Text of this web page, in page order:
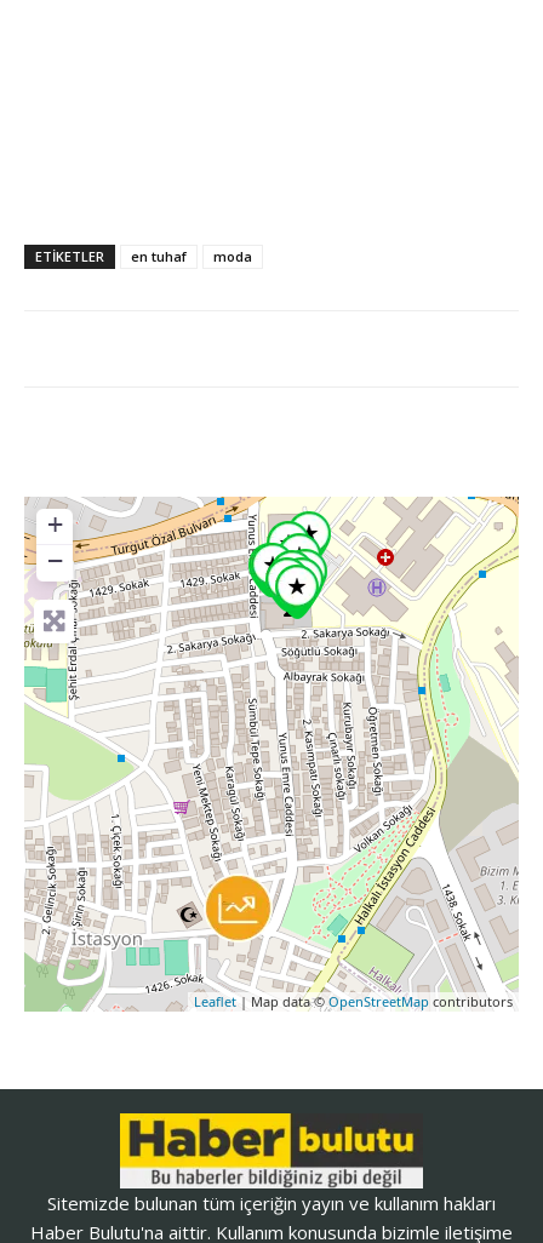
ETİKETLER en tuhaf moda
+
−
Leaflet | Map data ©OpenStreetMap contributors
Sitemizde bulunan tüm içeriğin yayın ve kullanım hakları
Haber Bulutu'na aittir. Kullanım konusunda bizimle iletişime